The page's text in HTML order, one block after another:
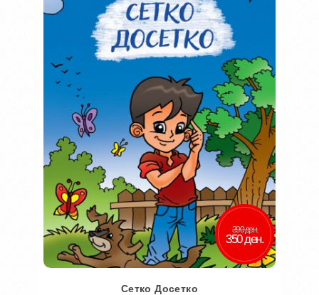
Додај во желби
Додај за споредба
390 ден.
350 ден.
Сетко Досетко